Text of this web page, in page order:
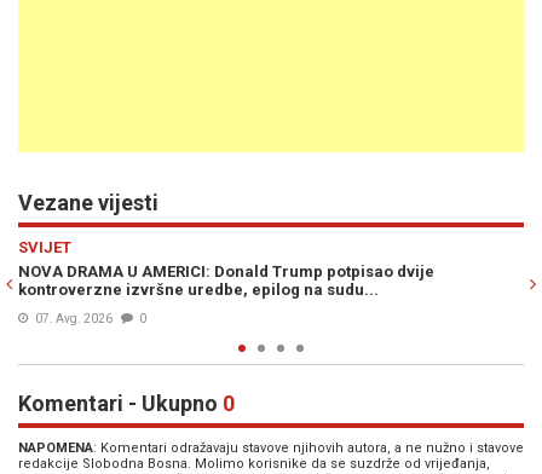
Vezane vijesti
SVIJET
TRUMP OTVORENO PRIJETI: "Ukoliko Iran to ne učini bit će vrlo
teško pogođen..."
05. Avg. 2026
Komentari - Ukupno 0
NAPOMENA: Komentari odražavaju stavove njihovih autora, a ne nužno i stavove
redakcije Slobodna Bosna. Molimo korisnike da se suzdrže od vrijeđanja,